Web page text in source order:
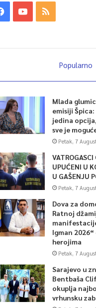
Popularno
Mlada
emisiji
jedina
sve je
Petak, 7
UPUĆENI U
U GAŠENJU
Petak, 7
Dova za
Ratnoj
Igman
herojima
Petak, 7
Sarajevo u
Bentbaša
okuplja
vrhunsku